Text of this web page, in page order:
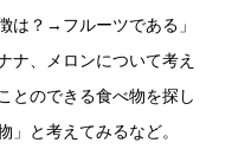
は？→フルーツである」
ナ、メロンについて考え
とのできる食べ物を探し
と考えてみるなど。